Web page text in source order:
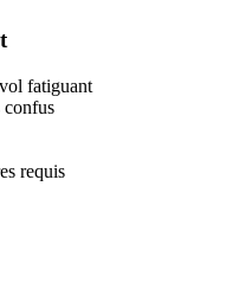
fatiguant
confus
requis